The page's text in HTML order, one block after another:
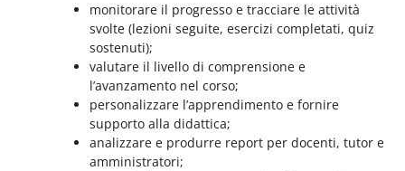
monitorare il progresso e tracciare le attività
svolte (lezioni seguite, esercizi completati, quiz
sostenuti);
valutare il livello di comprensione e
l’avanzamento nel corso;
personalizzare l’apprendimento e fornire
supporto alla didattica;
analizzare e produrre report per docenti, tutor e
amministratori;